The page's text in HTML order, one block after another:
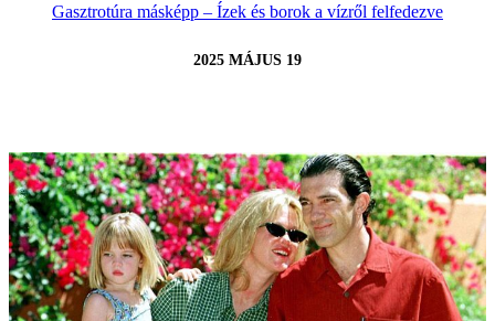
Gasztrotúra másképp – Ízek és borok a vízről felfedezve
2025 MÁJUS 19